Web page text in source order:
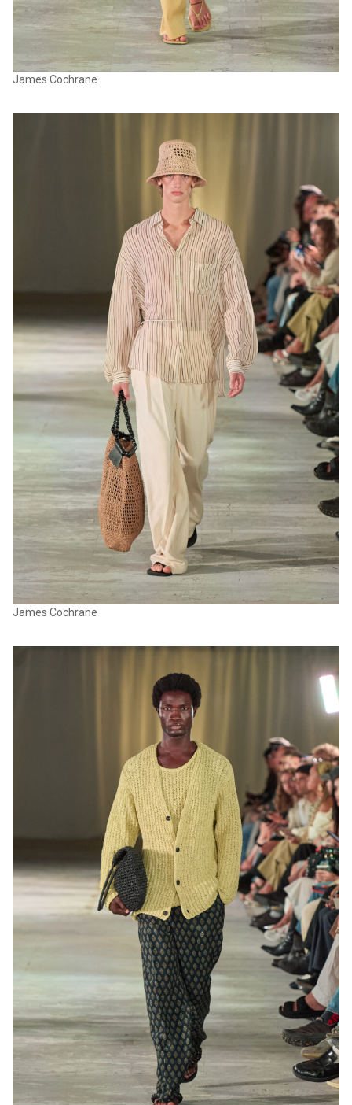
James Cochrane
James Cochrane